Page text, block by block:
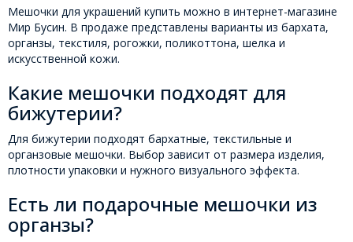
Мешочки для украшений купить можно в интернет-магазине
Мир Бусин. В продаже представлены варианты из бархата,
органзы, текстиля, рогожки, поликоттона, шелка и
искусственной кожи.
Какие мешочки подходят для
бижутерии?
Для бижутерии подходят бархатные, текстильные и
органзовые мешочки. Выбор зависит от размера изделия,
плотности упаковки и нужного визуального эффекта.
Есть ли подарочные мешочки из
органзы?